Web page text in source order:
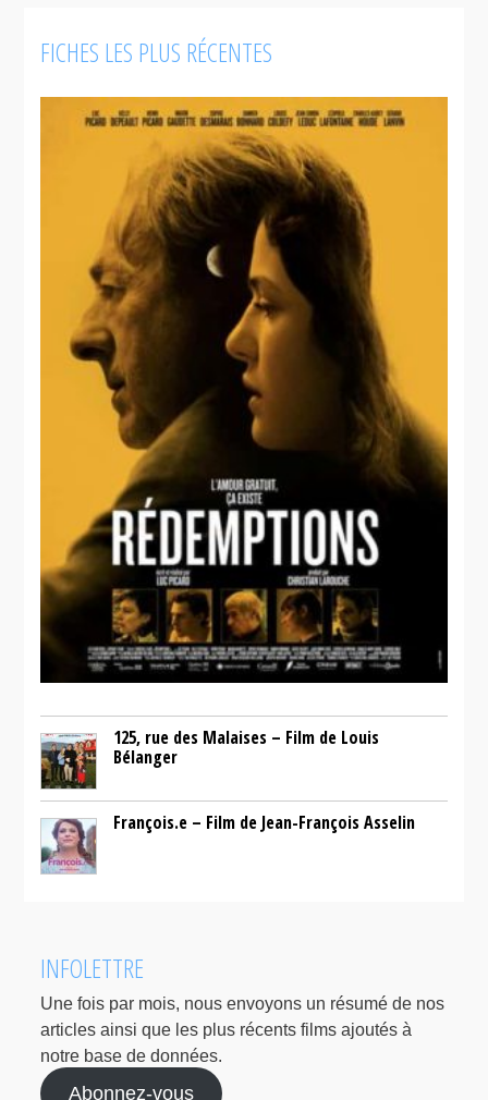
FICHES LES PLUS RÉCENTES
125, rue des Malaises – Film de Louis
Bélanger
François.e – Film de Jean-François Asselin
INFOLETTRE
Une fois par mois, nous envoyons un résumé de nos
articles ainsi que les plus récents films ajoutés à
notre base de données.
Abonnez-vous